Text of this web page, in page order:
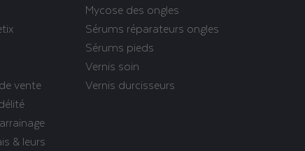
vente
& leurs
Mycose des ongles
Sérums réparateurs ongles
Sérums pieds
Vernis soin
Vernis durcisseurs